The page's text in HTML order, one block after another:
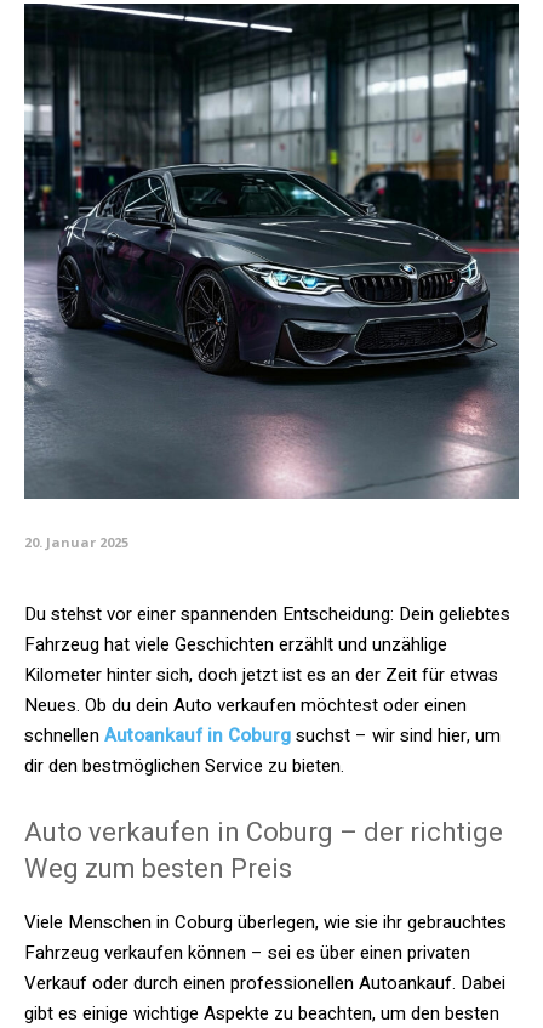
20. Januar 2025
Du stehst vor einer spannenden Entscheidung: Dein geliebtes
Fahrzeug hat viele Geschichten erzählt und unzählige
Kilometer hinter sich, doch jetzt ist es an der Zeit für etwas
Neues. Ob du dein Auto verkaufen möchtest oder einen
schnellenAutoankauf in Coburgsuchst – wir sind hier, um
dir den bestmöglichen Service zu bieten.
Auto verkaufen in Coburg – der richtige
Weg zum besten Preis
Viele Menschen in Coburg überlegen, wie sie ihr gebrauchtes
Fahrzeug verkaufen können – sei es über einen privaten
Verkauf oder durch einen professionellen Autoankauf. Dabei
gibt es einige wichtige Aspekte zu beachten, um den besten